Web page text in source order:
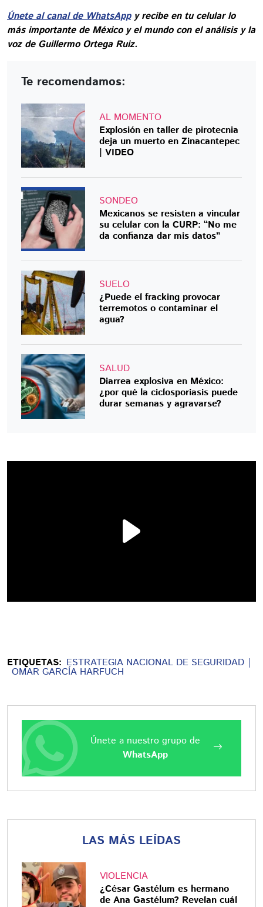
Únete al canal de WhatsAppy recibe en tu celular lo
más importante de México y el mundo con el análisis y la
voz de Guillermo Ortega Ruiz.
Te recomendamos:
AL MOMENTO
Explosión en taller de pirotecnia
deja un muerto en Zinacantepec
| VIDEO
SONDEO
Mexicanos se resisten a vincular
su celular con la CURP: “No me
da confianza dar mis datos”
SUELO
¿Puede el fracking provocar
terremotos o contaminar el
agua?
SALUD
Diarrea explosiva en México:
¿por qué la ciclosporiasis puede
durar semanas y agravarse?
ETIQUETAS: ESTRATEGIA NACIONAL DE SEGURIDAD
OMAR GARCÍA HARFUCH
Únete a nuestro grupo de
WhatsApp
LAS MÁS LEÍDAS
VIOLENCIA
¿César Gastélum es hermano
de Ana Gastélum? Revelan cuál